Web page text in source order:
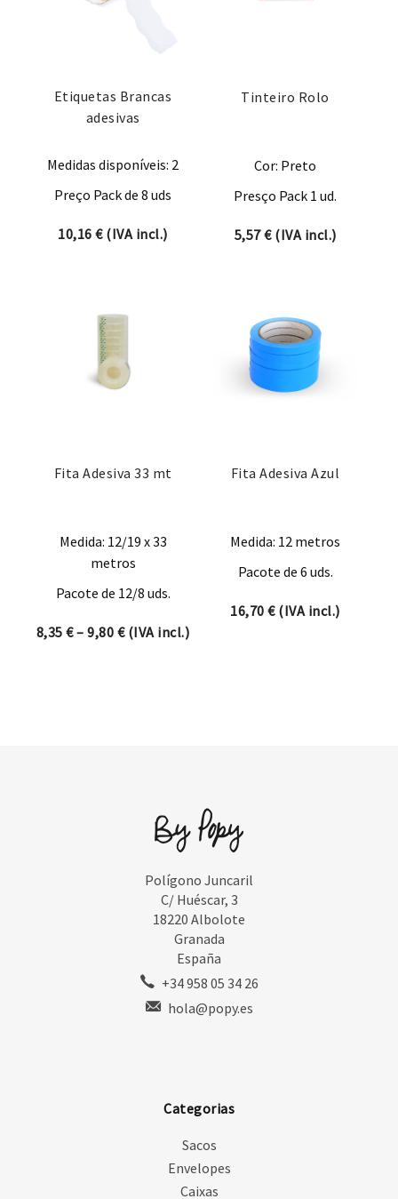
Etiquetas Brancas
adesivas
Medidas disponíveis: 2
Preço Pack de 8 uds
10,16€(IVA incl.)
Tinteiro Rolo
Cor: Preto
Presço Pack 1 ud.
5,57€(IVA incl.)
Fita Adesiva 33 mt
Medida: 12/19 x 33
metros
Pacote de 12/8 uds.
8,35€– 9,80 €Price range: 8,35 € through 9,80 €
(IVA incl.)
Fita Adesiva Azul
Medida: 12 metros
Pacote de 6 uds.
16,70€(IVA incl.)
Polígono Juncaril
C/ Huéscar, 3
18220 Albolote
Granada
España
+34 958 05 34 26
hola@popy.es
Categorias
Sacos
Envelopes
Caixas